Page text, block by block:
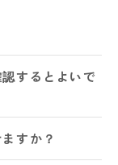
するとよいで
すか？